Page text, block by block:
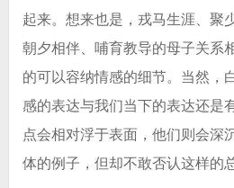
起来。想来也是，戎马生涯、聚
朝夕相伴、哺育教导的母子关系
的可以容纳情感的细节。当然，
感的表达与我们当下的表达还是
点会相对浮于表面，他们则会深
体的例子，但却不敢否认这样的